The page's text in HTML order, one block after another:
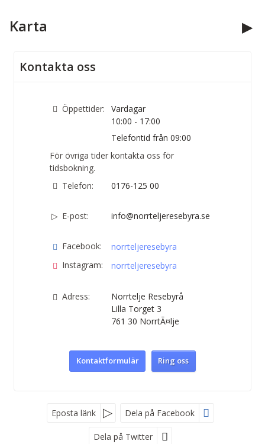
Karta
Kontakta oss
Öppettider:
Vardagar
10:00 - 17:00
Telefontid från 09:00
För övriga tider kontakta oss för
tidsbokning.
Telefon:
0176-125 00
E-post: info@norrteljeresebyra.se
Facebook:
norrteljeresebyra
Instagram:
norrteljeresebyra
Adress:
Norrtelje Resebyrå
Lilla Torget 3
761 30 NorrtÃ¤lje
Kontaktformulär Ring oss
FacebookEposta länk Dela på Facebook
Dela på Twitter